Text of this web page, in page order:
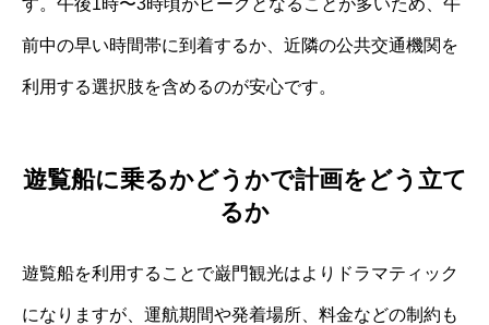
す。午後1時〜3時頃がピークとなることが多いため、午
前中の早い時間帯に到着するか、近隣の公共交通機関を
利用する選択肢を含めるのが安心です。
遊覧船に乗るかどうかで計画をどう立て
るか
遊覧船を利用することで巌門観光はよりドラマティック
になりますが、運航期間や発着場所、料金などの制約も